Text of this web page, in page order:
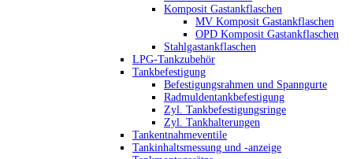
Komposit Gastankflaschen
MV Komposit Gastankflaschen
OPD Komposit Gastankflaschen
Stahlgastankflaschen
LPG-Tankzubehör
Tankbefestigung
Befestigungsrahmen und Spanngurte
Radmuldentankbefestigung
Zyl. Tankbefestigungsringe
Zyl. Tankhalterungen
Tankentnahmeventile
Tankinhaltsmessung und -anzeige